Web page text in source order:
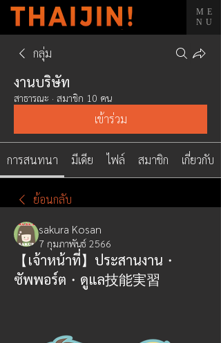
ME
NU
กลุ่ม
งานบริษัท
สาธารณะ · สมาชิก 10 คน
เข้าร่วม
การสนทนา มีเดีย ไฟล์ สมาชิก เกี่ยวกับ
ย้อนกลับ
sakura Kosan
7 กุมภาพันธ์ 2566
【เจ้าหน้าที่】ประสานงาน・
ซัพพอร์ต・ดูแล技能実習